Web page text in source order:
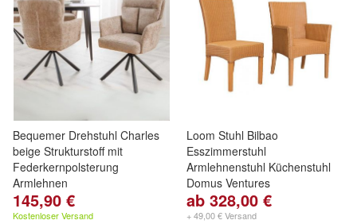
Bequemer Drehstuhl Charles
beige Strukturstoff mit
Federkernpolsterung
Armlehnen
145,90 €
Kostenloser Versand
Loom Stuhl Bilbao
Esszimmerstuhl
Armlehnenstuhl Küchenstuhl
Domus Ventures
ab 328,00 €
+ 49,00 € Versand